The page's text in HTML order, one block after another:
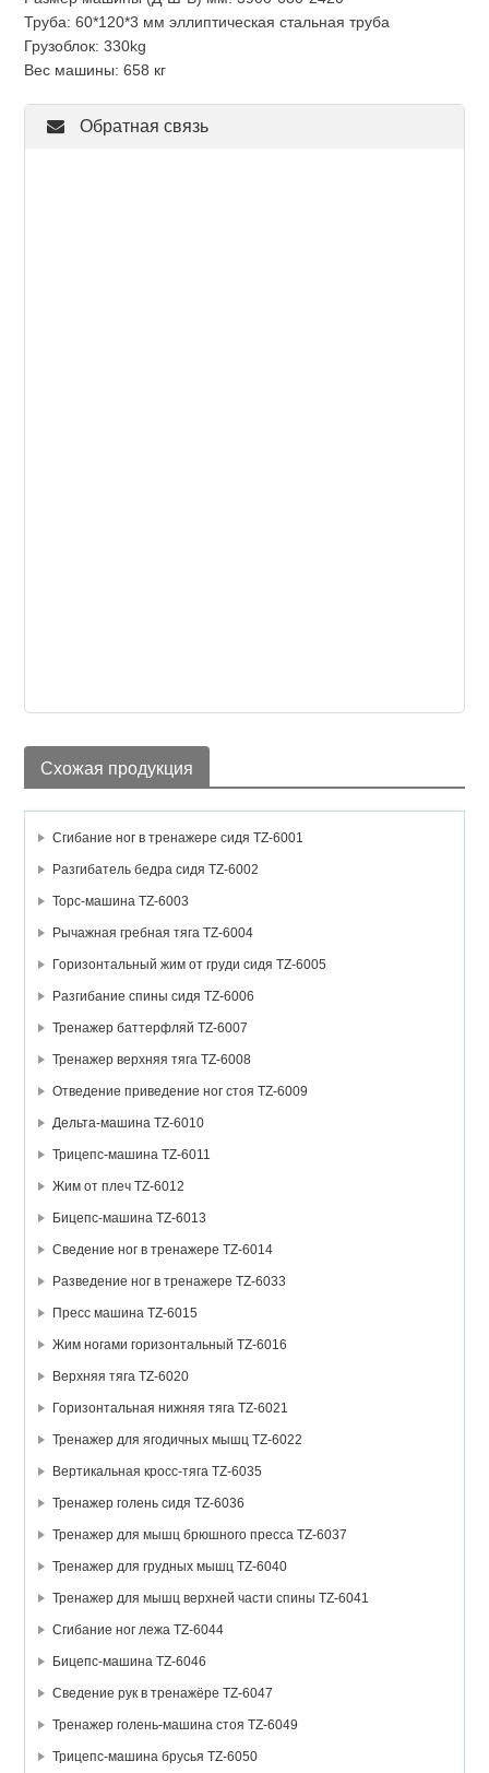
Труба: 60*120*3 мм эллиптическая стальная труба
Грузоблок: 330kg
Вес машины: 658 кг
Обратная связь
Схожая продукция
Сгибание ног в тренажере сидя TZ-6001
Разгибатель бедра сидя TZ-6002
Торс-машина TZ-6003
Рычажная гребная тяга TZ-6004
Горизонтальный жим от груди сидя TZ-6005
Разгибание спины сидя TZ-6006
Тренажер баттерфляй TZ-6007
Тренажер верхняя тяга TZ-6008
Отведение приведение ног стоя TZ-6009
Дельта-машина TZ-6010
Трицепс-машина TZ-6011
Жим от плеч TZ-6012
Бицепс-машина TZ-6013
Сведение ног в тренажере TZ-6014
Разведение ног в тренажере TZ-6033
Пресс машина TZ-6015
Жим ногами горизонтальный TZ-6016
Верхняя тяга TZ-6020
Горизонтальная нижняя тяга TZ-6021
Тренажер для ягодичных мышц TZ-6022
Вертикальная кросс-тяга TZ-6035
Тренажер голень сидя TZ-6036
Тренажер для мышц брюшного пресса TZ-6037
Тренажер для грудных мышц TZ-6040
Тренажер для мышц верхней части спины TZ-6041
Сгибание ног лежа TZ-6044
Бицепс-машина TZ-6046
Сведение рук в тренажёре TZ-6047
Тренажер голень-машина стоя TZ-6049
Трицепс-машина брусья TZ-6050